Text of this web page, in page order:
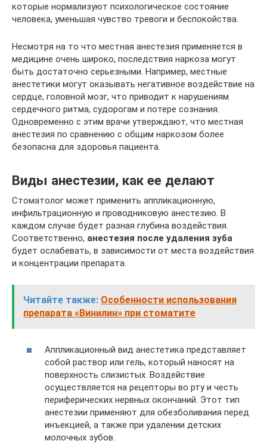
которые нормализуют психологическое состояние
человека, уменьшая чувство тревоги и беспокойства.
Несмотря на то что местная анестезия применяется в
медицине очень широко, последствия наркоза могут
быть достаточно серьезными. Например, местные
анестетики могут оказывать негативное воздействие на
сердце, головной мозг, что приводит к нарушениям
сердечного ритма, судорогам и потере сознания.
Одновременно с этим врачи утверждают, что местная
анестезия по сравнению с общим наркозом более
безопасна для здоровья пациента.
Виды анестезии, как ее делают
Стоматолог может применить аппликационную,
инфильтрационную и проводниковую анестезию. В
каждом случае будет разная глубина воздействия.
Соответственно, анестезия после удаления зуба
будет ослабевать, в зависимости от места воздействия
и концентрации препарата.
Читайте также: Особенности использования
препарата «Винилин» при стоматите
Аппликационный вид анестетика представляет
собой раствор или гель, который наносят на
поверхность слизистых. Воздействие
осуществляется на рецепторы во рту и честь
периферических нервных окончаний. Этот тип
анестезии применяют для обезболивания перед
инъекцией, а также при удалении детских
молочных зубов.